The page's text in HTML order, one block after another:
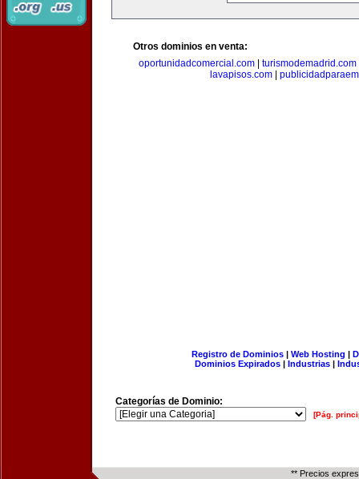
Otros dominios en venta:
oportunidadcomercial.com
turismodemadrid.com
lavapisos.com|
Registro de Dominios| Web Hosting |
Dominios Expirados | Industrias |
Categorías de Dominio:
[Pág.
** Precios